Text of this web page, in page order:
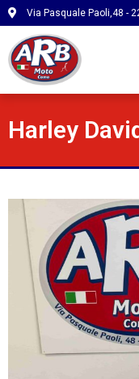
Via Pasquale Paoli,48 -
Harley